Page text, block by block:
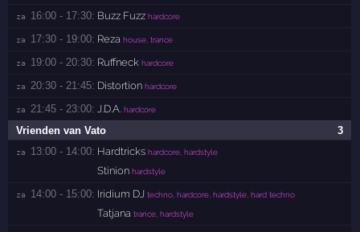
za 16:00 - 17:30: Buzz Fuzz hardcore
za 17:30 - 19:00: Reza house, trance
za 19:00 - 20:30: Ruffneck hardcore
za 20:30 - 21:45: Distortion hardcore
za 21:45 - 23:00: J.D.A. hardcore
3
Vrienden van Vato
za 13:00 - 14:00: Hardtricks hardcore, hardstyle
Stinion hardstyle
za 14:00 - 15:00: Iridium DJ techno, hardcore, hardstyle, hard techno
Tatjana trance, hardstyle